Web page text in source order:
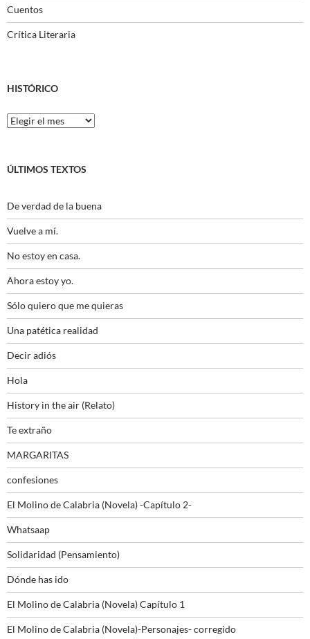
Cuentos
Crítica Literaria
HISTÓRICO
Histórico
ÚLTIMOS TEXTOS
De verdad de la buena
Vuelve a mí.
No estoy en casa.
Ahora estoy yo.
Sólo quiero que me quieras
Una patética realidad
Decir adiós
Hola
History in the air (Relato)
Te extraño
MARGARITAS
confesiones
El Molino de Calabria (Novela) -Capítulo 2-
Whatsaap
Solidaridad (Pensamiento)
Dónde has ido
El Molino de Calabria (Novela) Capítulo 1
El Molino de Calabria (Novela)-Personajes- corregido